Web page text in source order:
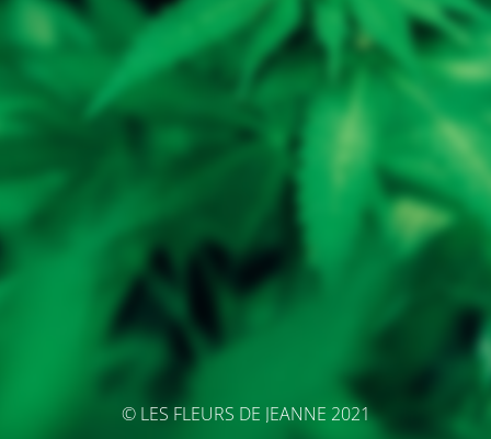
© LES FLEURS DE JEANNE 2021